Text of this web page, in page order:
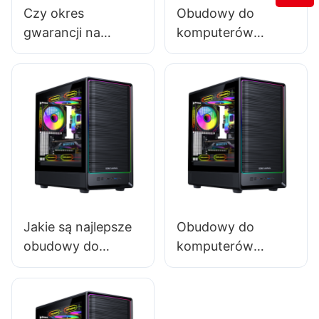
Czy okres
gwarancji na
obudowy
gamingowych
wpływa na decyzję
zakupową klienta?
Obudowy do
komputerów
gamingowych
modele są odporne
na przyszłość
dzięki nowym
podzespołom?
Jakie są najlepsze
obudowy do
komputerów
procesorami
Obudowy do
komputerów
gamingowych